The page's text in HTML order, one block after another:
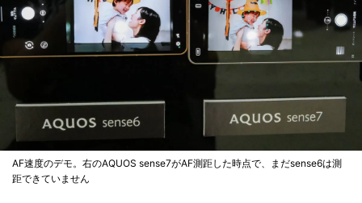
AF速度のデモ。右のAQUOS sense7がAF測距した時点で、まだsense6は測
距できていません